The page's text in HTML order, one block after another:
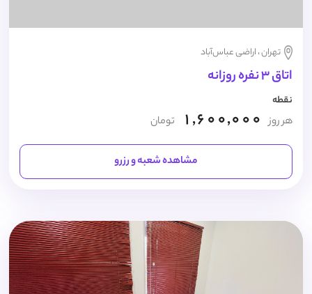
تهران ، اراضی عباس‌آباد
اتاق 3 نفره روزانه
نقطه
هر روز 1,600,000 تومان
مشاهده شعبه و رزرو